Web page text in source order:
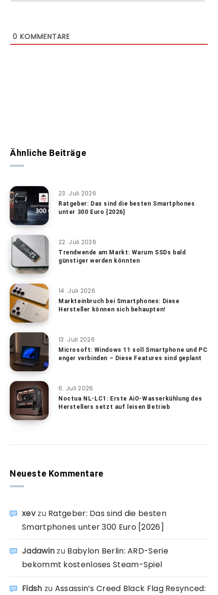
0 KOMMENTARE
Ähnliche Beiträge
23. Juli 2026
Ratgeber: Das sind die besten Smartphones
unter 300 Euro [2026]
22. Juli 2026
Trendwende am Markt: Warum SSDs bald
günstiger werden könnten
14. Juli 2026
Markteinbruch bei Smartphones: Diese
Hersteller können sich behaupten!
13. Juli 2026
Microsoft: Windows 11 soll Smartphone und PC
enger verbinden – Diese Features sind geplant
6. Juli 2026
Noctua NL-LC1: Erste AiO-Wasserkühlung des
Herstellers setzt auf leisen Betrieb
Neueste Kommentare
xevzu Ratgeber: Das sind die besten
Smartphones unter 300 Euro [2026]
Jadawin zu Babylon Berlin: ARD-Serie
bekommt kostenloses Steam-Spiel
Fidsh zu Assassin’s Creed Black Flag Resynced: